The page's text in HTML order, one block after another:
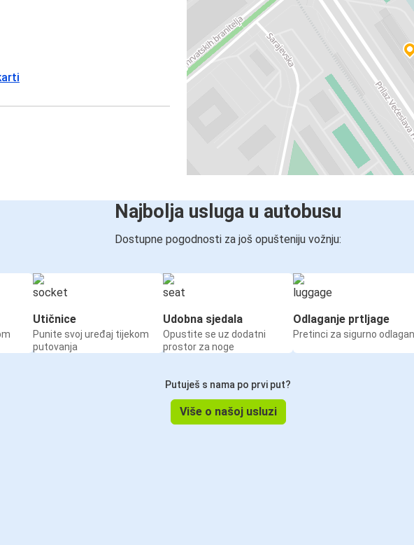
Najbolja usluga u autobusu
Dostupne pogodnosti za još opušteniju vožnju:
Utičnice
Punite svoj uređaj tijekom
putovanja
Udobna sjedala
Opustite se uz dodatni
prostor za noge
Odlaganje prtljage
Pretinci za sigurno
Putuješ s nama po prvi put?
Više o našoj usluzi